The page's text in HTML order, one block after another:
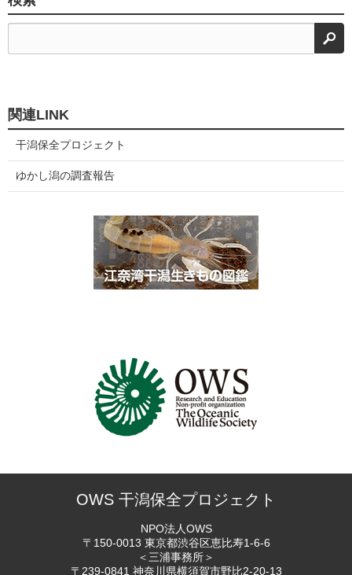
検
関連LINK
干潟保全プロジェクト
ゆかし潟の調査報告
OWS 干潟保全プロジェクト
NPO法人OWS
〒150-0013 東京都渋谷区恵比寿1-6-6
＜三浦事務所＞
〒239-0841 神奈川県横須賀市野比2-20-13